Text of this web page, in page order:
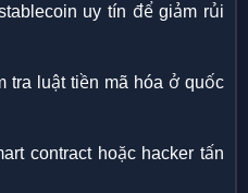
uy tín để giảm rủi
tra luật tiền mã hóa ở quốc
contract hoặc hacker tấn